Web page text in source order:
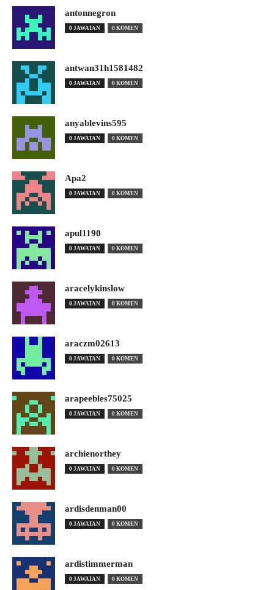
antonnegron
0 JAWATAN 0 KOMEN
antwan31h1581482
0 JAWATAN 0 KOMEN
anyablevins595
0 JAWATAN 0 KOMEN
Apa2
0 JAWATAN 0 KOMEN
apul1190
0 JAWATAN 0 KOMEN
aracelykinslow
0 JAWATAN 0 KOMEN
araczm02613
0 JAWATAN 0 KOMEN
arapeebles75025
0 JAWATAN 0 KOMEN
archienorthey
0 JAWATAN 0 KOMEN
ardisdenman00
0 JAWATAN 0 KOMEN
ardistimmerman
0 JAWATAN 0 KOMEN